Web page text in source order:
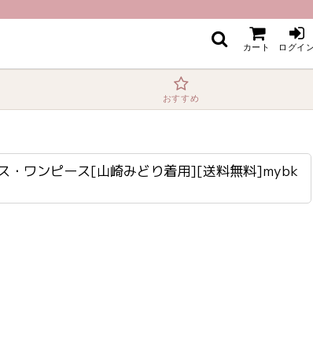
カート ログイ
おすすめ
用][送料無料]mybk
・ワンピース[山崎みどり着用][送料無料]mybk